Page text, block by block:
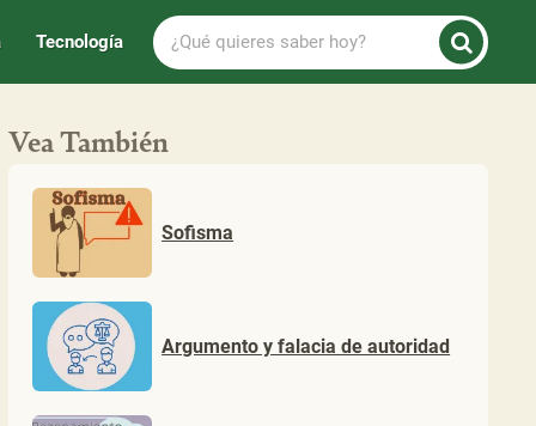
Tecnología
¿Qué
quieres
saber
Vea También
Sofisma
Argumento y falacia de autoridad